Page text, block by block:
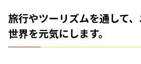
旅行やツーリズムを通して
世界を元気にします。